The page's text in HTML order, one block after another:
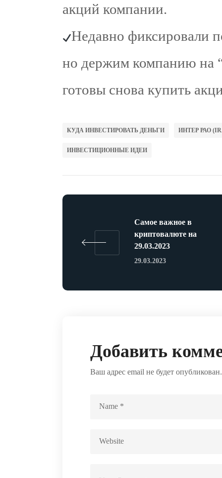
акций компании.
Недавно фиксировали
но держим компанию на
готовы снова купить
КУДА ИНВЕСТИРОВАТЬ ДЕНЬГИ ИНТЕР РАО
ИНВЕСТИЦИОННЫЕ ИДЕИ
Самое важное в
криптовалюте на
29.03.2023
29.03.2023
Добавить
Ваш адрес email не будет опубликован.